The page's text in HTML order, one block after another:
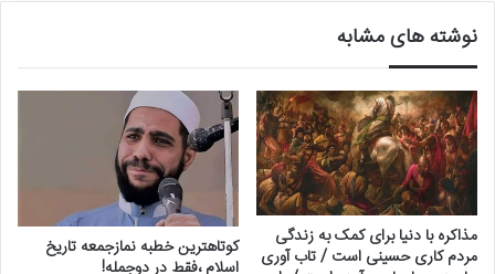
نوشته های مشابه
مذاکره با دنیا برای کمک به زندگی
مردم کاری حسینی است / تاب آوری کوتاهترین خطبه نمازجمعه تاریخ
اسلام ،فقط در دوجمله!